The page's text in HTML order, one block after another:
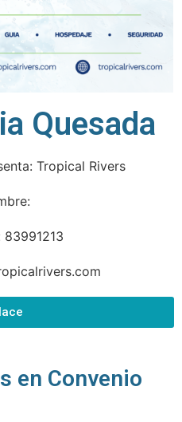
Quesada
Tropical Rivers
83991213
en Convenio